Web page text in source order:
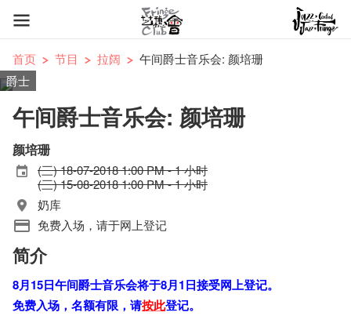
首页 节目 拉阔
午间爵士音乐会: 颜培珊
爵士
午间爵士音乐会: 颜培珊
颜培珊
(三) 18-07-2018 1:00 PM - 1 小时
(三) 15-08-2018 1:00 PM - 1 小时
奶库
免费入场，请于网上登记
简介
8月15日午​间爵​士​音乐​会将于8月1日接受网上登记。
免费入场，名额有限，请按此登记。